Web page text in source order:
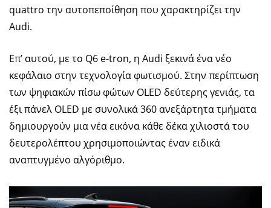
quattro την αυτοπεποίθηση που χαρακτηρίζει την
Audi.
Επ’ αυτού, με το Q6 e-tron, η Audi ξεκινά ένα νέο
κεφάλαιο στην τεχνολογία φωτισμού. Στην περίπτωση
των ψηφιακών πίσω φώτων OLED δεύτερης γενιάς, τα
έξι πάνελ OLED με συνολικά 360 ανεξάρτητα τμήματα
δημιουργούν μια νέα εικόνα κάθε δέκα χιλιοστά του
δευτερολέπτου χρησιμοποιώντας έναν ειδικά
αναπτυγμένο αλγόριθμο.